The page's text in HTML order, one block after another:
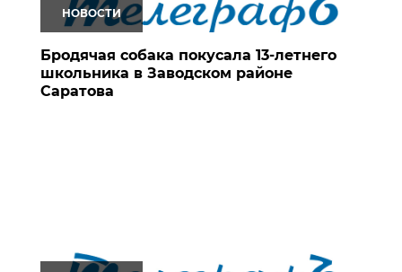
НОВОСТИ
Бродячая собака покусала 13-летнего
школьника в Заводском районе
Саратова